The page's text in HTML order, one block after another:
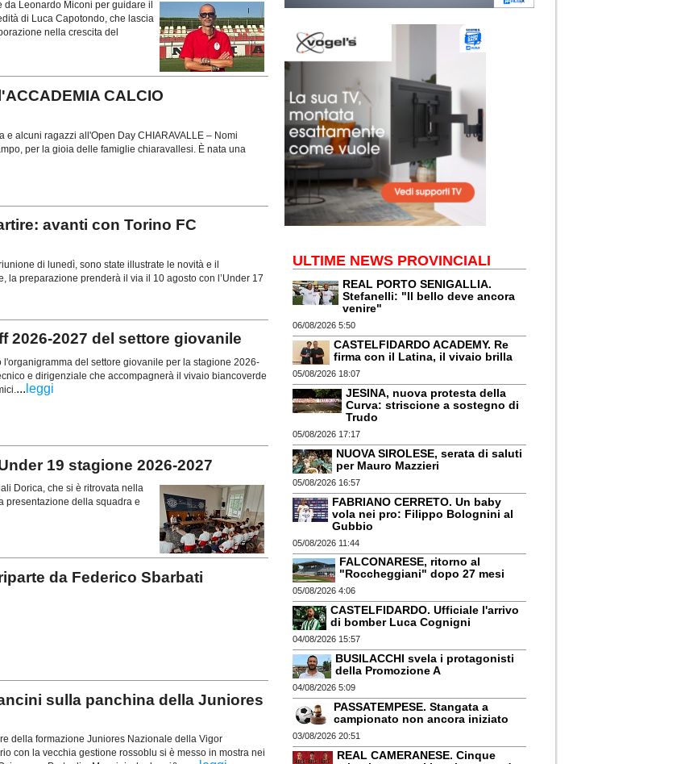
Leonardo Miconi per guidare il
di Luca Capotondo, che lascia
nella crescita del
CALCIO
e alcuni ragazzi all'Open Day CHIARAVALLE – Nomi
per la gioia delle famiglie chiaravallesi. È nata una
avanti con Torino FC
di lunedì, sono state illustrate le novità e il
la preparazione prenderà il via il 10 agosto con l’Under 17
2026-2027 del settore giovanile
l'organigramma del settore giovanile per la stagione 2026-
e dirigenziale che accompagnerà il vivaio biancoverde
... leggi
19 stagione 2026-2027
Dorica, che si è ritrovata nella
presentazione della squadra e
da Federico Sbarbati
sulla panchina della Juniores
della formazione Juniores Nazionale della Vigor
con la vecchia gestione rossoblu si è messo in mostra nei
ULTIME NEWS PROVINCIALI
REAL PORTO SENIGALLIA.
Stefanelli: "Il bello deve ancora
venire"
06/08/2026 5:50
CASTELFIDARDO ACADEMY. Re
firma con il Latina, il vivaio brilla
05/08/2026 18:07
JESINA, nuova protesta della
Curva: striscione a sostegno di
Trudo
05/08/2026 17:17
NUOVA SIROLESE, serata di saluti
per Mauro Mazzieri
05/08/2026 16:57
FABRIANO CERRETO. Un baby
vola nei pro: Filippo Bolognini al
Gubbio
05/08/2026 11:44
FALCONARESE, ritorno al
"Roccheggiani" dopo 27 mesi
05/08/2026 4:06
CASTELFIDARDO. Ufficiale l'arrivo
di bomber Luca Cognigni
04/08/2026 15:57
BUSILACCHI svela i protagonisti
della Promozione A
04/08/2026 5:09
PASSATEMPESE. Stangata a
campionato non ancora iniziato
03/08/2026 20:51
REAL CAMERANESE. Cinque